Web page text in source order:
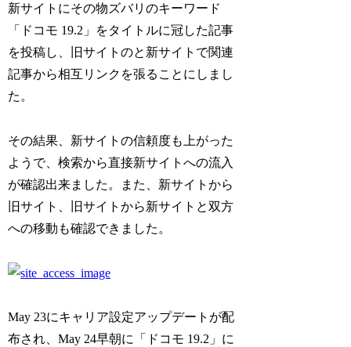
新サイトにその物ズバリのキーワード
「ドコモ 19.2」をタイトルに冠した記事
を投稿し、旧サイトのと新サイトで関連
記事から相互リンクを張ることにしまし
た。
その結果、新サイトの信頼度も上がった
ようで、検索から直接新サイトへの流入
が確認出来ました。また、新サイトから
旧サイト、旧サイトから新サイトと双方
への移動も確認できました。
May 23にキャリア設定アップデートが配
布され、May 24早朝に「ドコモ 19.2」に